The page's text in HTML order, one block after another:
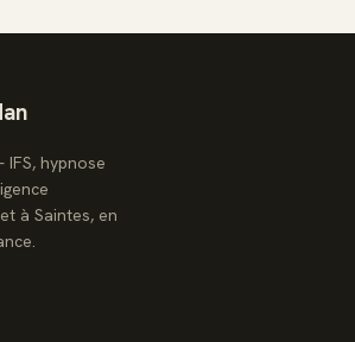
hypnose
à Saintes, en